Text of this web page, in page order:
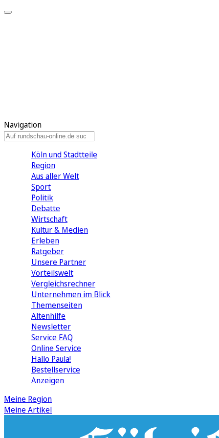
Navigation
Köln und Stadtteile
Region
Aus aller Welt
Sport
Politik
Debatte
Wirtschaft
Kultur & Medien
Erleben
Ratgeber
Unsere Partner
Vorteilswelt
Vergleichsrechner
Unternehmen im Blick
Themenseiten
Altenhilfe
Newsletter
Service FAQ
Online Service
Hallo Paula!
Bestellservice
Anzeigen
Meine Region
Meine Artikel